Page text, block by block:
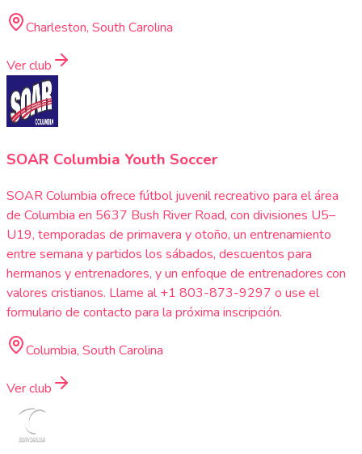
Charleston, South Carolina
Ver club
SOAR Columbia Youth Soccer
SOAR Columbia ofrece fútbol juvenil recreativo para el área
de Columbia en 5637 Bush River Road, con divisiones U5–
U19, temporadas de primavera y otoño, un entrenamiento
entre semana y partidos los sábados, descuentos para
hermanos y entrenadores, y un enfoque de entrenadores con
valores cristianos. Llame al +1 803-873-9297 o use el
formulario de contacto para la próxima inscripción.
Columbia, South Carolina
Ver club